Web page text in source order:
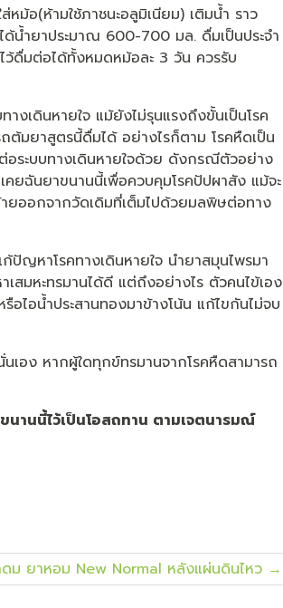
ม้อ(ห้ามใช้ภาชนะอลูมิเนียม) เติมน้ำ ราว
น้ำยาประมาณ 600-700 มล. ดื่มเป็นประจำ
ว้ดื่มต่อได้ทั้งหมดหม้อละ 3 วัน ควรรับ
งเดินหายใจ แม้ยังไม่รุนแรงถึงขั้นเป็นโรค
ต้มยาสูตรนี้ดื่มได้ อย่างไรก็ตาม โรคหืดเป็น
ระบบทางเดินหายใจด้วย ดังกรณีตัวอย่าง
ยฉันยาขนานนี้เพื่อควบคุมโรคปัปผาสัง แม้จะ
ออกจากวัดเดิมที่เต็มไปด้วยมลพิษต่อทาง
ญหาโรคทางเดินหายใจ นำยาสมุนไพรมา
มหะทรมานได้ดี แต่ถึงอย่างไร ตัวคนไข้เอง
ไอน้ำประสานทองมาข้างโน้น แก้ไขกันไม่จบ
อง หากผู้ใดทุกข์ทรมานจากโรคหืดสามารถ
นานนี้ไว้เป็นโอสถทาน ตามเจตนารมณ์
ม ยาหอม New Normal หลังแผ่นดินไหว